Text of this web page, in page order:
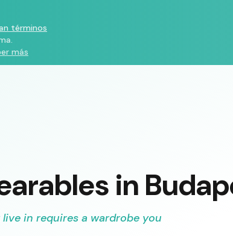
términos
más
in
in requires a wardrobe you